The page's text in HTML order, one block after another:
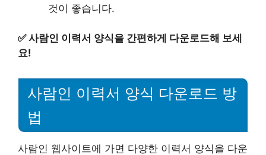
것이 좋습니다.
✅사람인 이력서 양식을 간편하게 다운로드해 보세
요!
사람인 이력서 양식 다운로드 방
법
사람인 웹사이트에 가면 다양한 이력서 양식을 다운